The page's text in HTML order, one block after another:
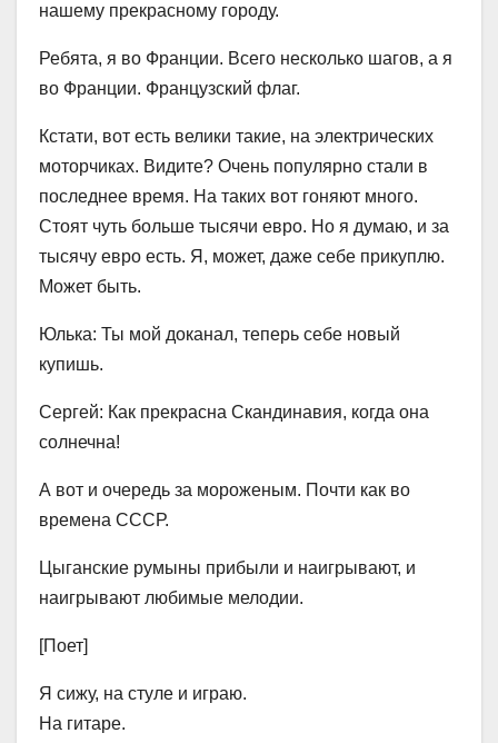
нашему прекрасному городу.
Ребята, я во Франции. Всего несколько шагов, а я
во Франции. Французский флаг.
Кстати, вот есть велики такие, на электрических
моторчиках. Видите? Очень популярно стали в
последнее время. На таких вот гоняют много.
Стоят чуть больше тысячи евро. Но я думаю, и за
тысячу евро есть. Я, может, даже себе прикуплю.
Может быть.
Юлька: Ты мой доканал, теперь себе новый
купишь.
Сергей: Как прекрасна Скандинавия, когда она
солнечна!
А вот и очередь за мороженым. Почти как во
времена СССР.
Цыганские румыны прибыли и наигрывают, и
наигрывают любимые мелодии.
[Поет]
Я сижу, на стуле и играю.
На гитаре.